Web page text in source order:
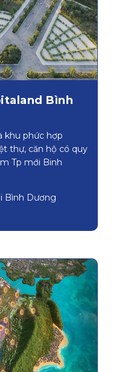
Bình
khu phức hợp
thự, căn hộ có quy
Tp mới Binh
Bình Dương